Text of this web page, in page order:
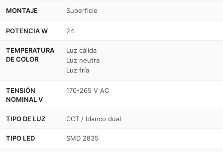
MONTAJE Superficie
POTENCIA W 24
TEMPERATURA
DE COLOR
Luz cálida
Luz neutra
Luz fría
TENSIÓN
NOMINAL V
170-265 V AC
TIPO DE LUZ CCT / blanco dual
TIPO LED SMD 2835